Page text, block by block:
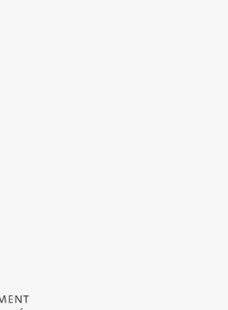
Duché de Luxembourg - Service